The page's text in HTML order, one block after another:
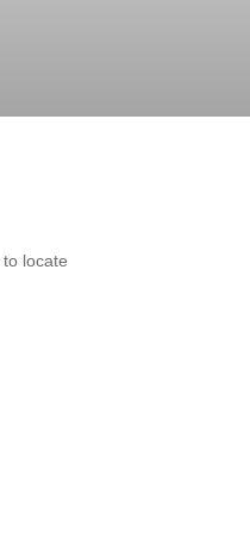
locate